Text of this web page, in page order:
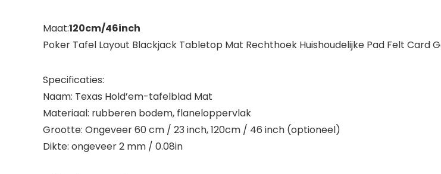
Maat:120cm/46inch
Poker Tafel Layout Blackjack Tabletop Mat Rechthoek Huishoudelijke Pad Felt Card
Specificaties:
Naam: Texas Hold’em-tafelblad Mat
Materiaal: rubberen bodem, flaneloppervlak
Grootte: Ongeveer 60 cm / 23 inch, 120cm / 46 inch (optioneel)
Dikte: ongeveer 2 mm / 0.08in